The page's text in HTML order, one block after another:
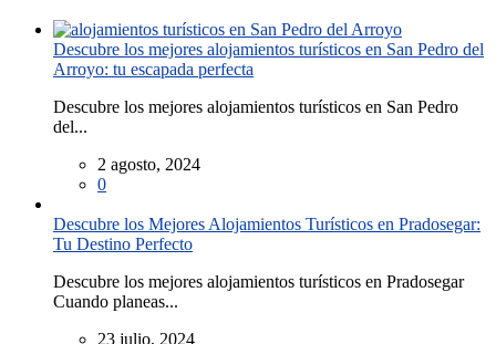
Descubre los mejores alojamientos turísticos en San Pedro del
Arroyo: tu escapada perfecta
Descubre los mejores alojamientos turísticos en San Pedro
del...
2 agosto, 2024
0
Descubre los Mejores Alojamientos Turísticos en Pradosegar:
Tu Destino Perfecto
Descubre los mejores alojamientos turísticos en Pradosegar
Cuando planeas...
23 julio, 2024